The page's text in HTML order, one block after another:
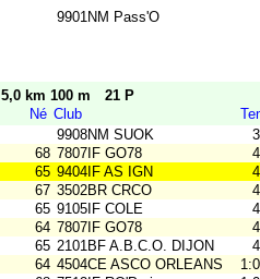
9901NM Pass'O
5,0 km 100 m
21 P
Né Club
9908NM SUOK
68 7807IF GO78
65 9404IF AS IGN
67 3502BR CRCO
65 9105IF COLE
64 7807IF GO78
65 2101BF A.B.C.O. DIJON
64 4504CE ASCO ORLEANS